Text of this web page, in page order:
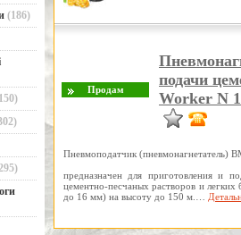
(186)
подачи
Worker N 1
Пневмоподатчик (пневмонагнетатель)
предназначен для приготовления и
цементно-песчаных растворов и легких
до 16 мм) на высоту до 150 м.…